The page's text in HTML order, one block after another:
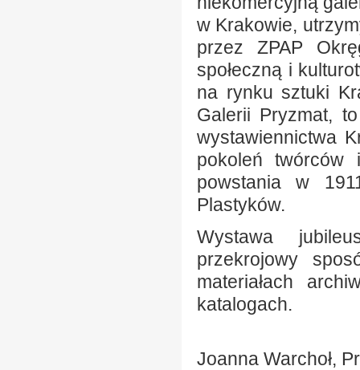
w Krakowie,
przez ZPAP
społeczną i
na rynku sztuki
Galerii Pryzmat,
wystawiennictwa
pokoleń
powstania w
Plastyków.
Wystawa
przekrojowy
materiałach
katalogach.
Joanna Warchoł,